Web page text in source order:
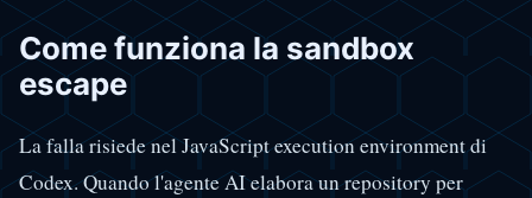
Come funziona la sandbox
escape
La falla risiede nel JavaScript execution environment di
Codex. Quando l'agente AI elabora un repository per